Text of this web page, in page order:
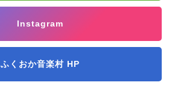
Instagram
ふくおか音楽村 HP